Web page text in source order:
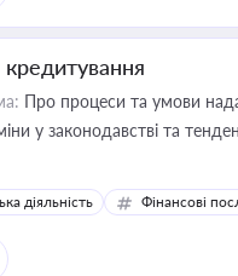
кредитування
Про процеси та умови
у законодавстві та
діяльність Фінансові